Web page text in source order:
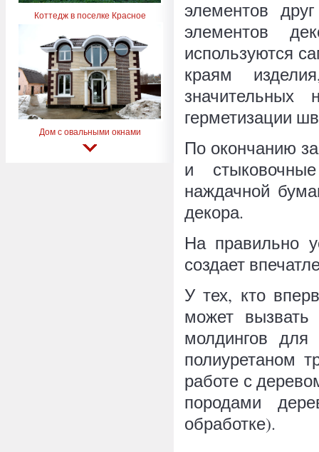
Коттедж в поселке Красное
Дом с овальными окнами
элементов
элементов
используются
краям
герметизации
По окончанию
и
наждачной
декора.
На правильно
создает
У тех, кто
может вызвать
молдингов
полиуретаном
работе с
породами
обработке).